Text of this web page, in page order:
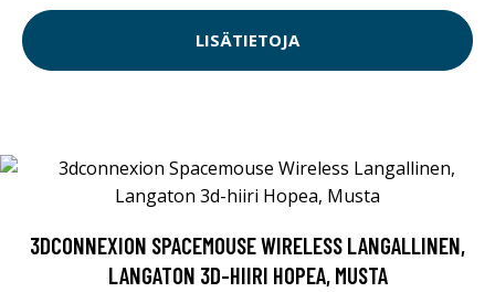
LISÄTIETOJA
3DCONNEXION SPACEMOUSE WIRELESS LANGALLINEN,
LANGATON 3D-HIIRI HOPEA, MUSTA